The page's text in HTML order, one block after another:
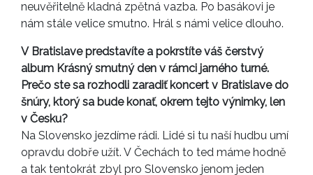
neuvěřitelně kladná zpětná vazba. Po basákovi je
nám stále velice smutno. Hrál s námi velice dlouho.
V Bratislave predstavíte a pokrstíte váš čerstvý
album Krásný smutný den v rámci jarného turné.
Prečo ste sa rozhodli zaradiť koncert v Bratislave do
šnúry, ktorý sa bude konať, okrem tejto výnimky, len
v Česku?
Na Slovensko jezdíme rádi. Lidé si tu naší hudbu umí
opravdu dobře užít. V Čechách to ted máme hodně
a tak tentokrát zbyl pro Slovensko jenom jeden